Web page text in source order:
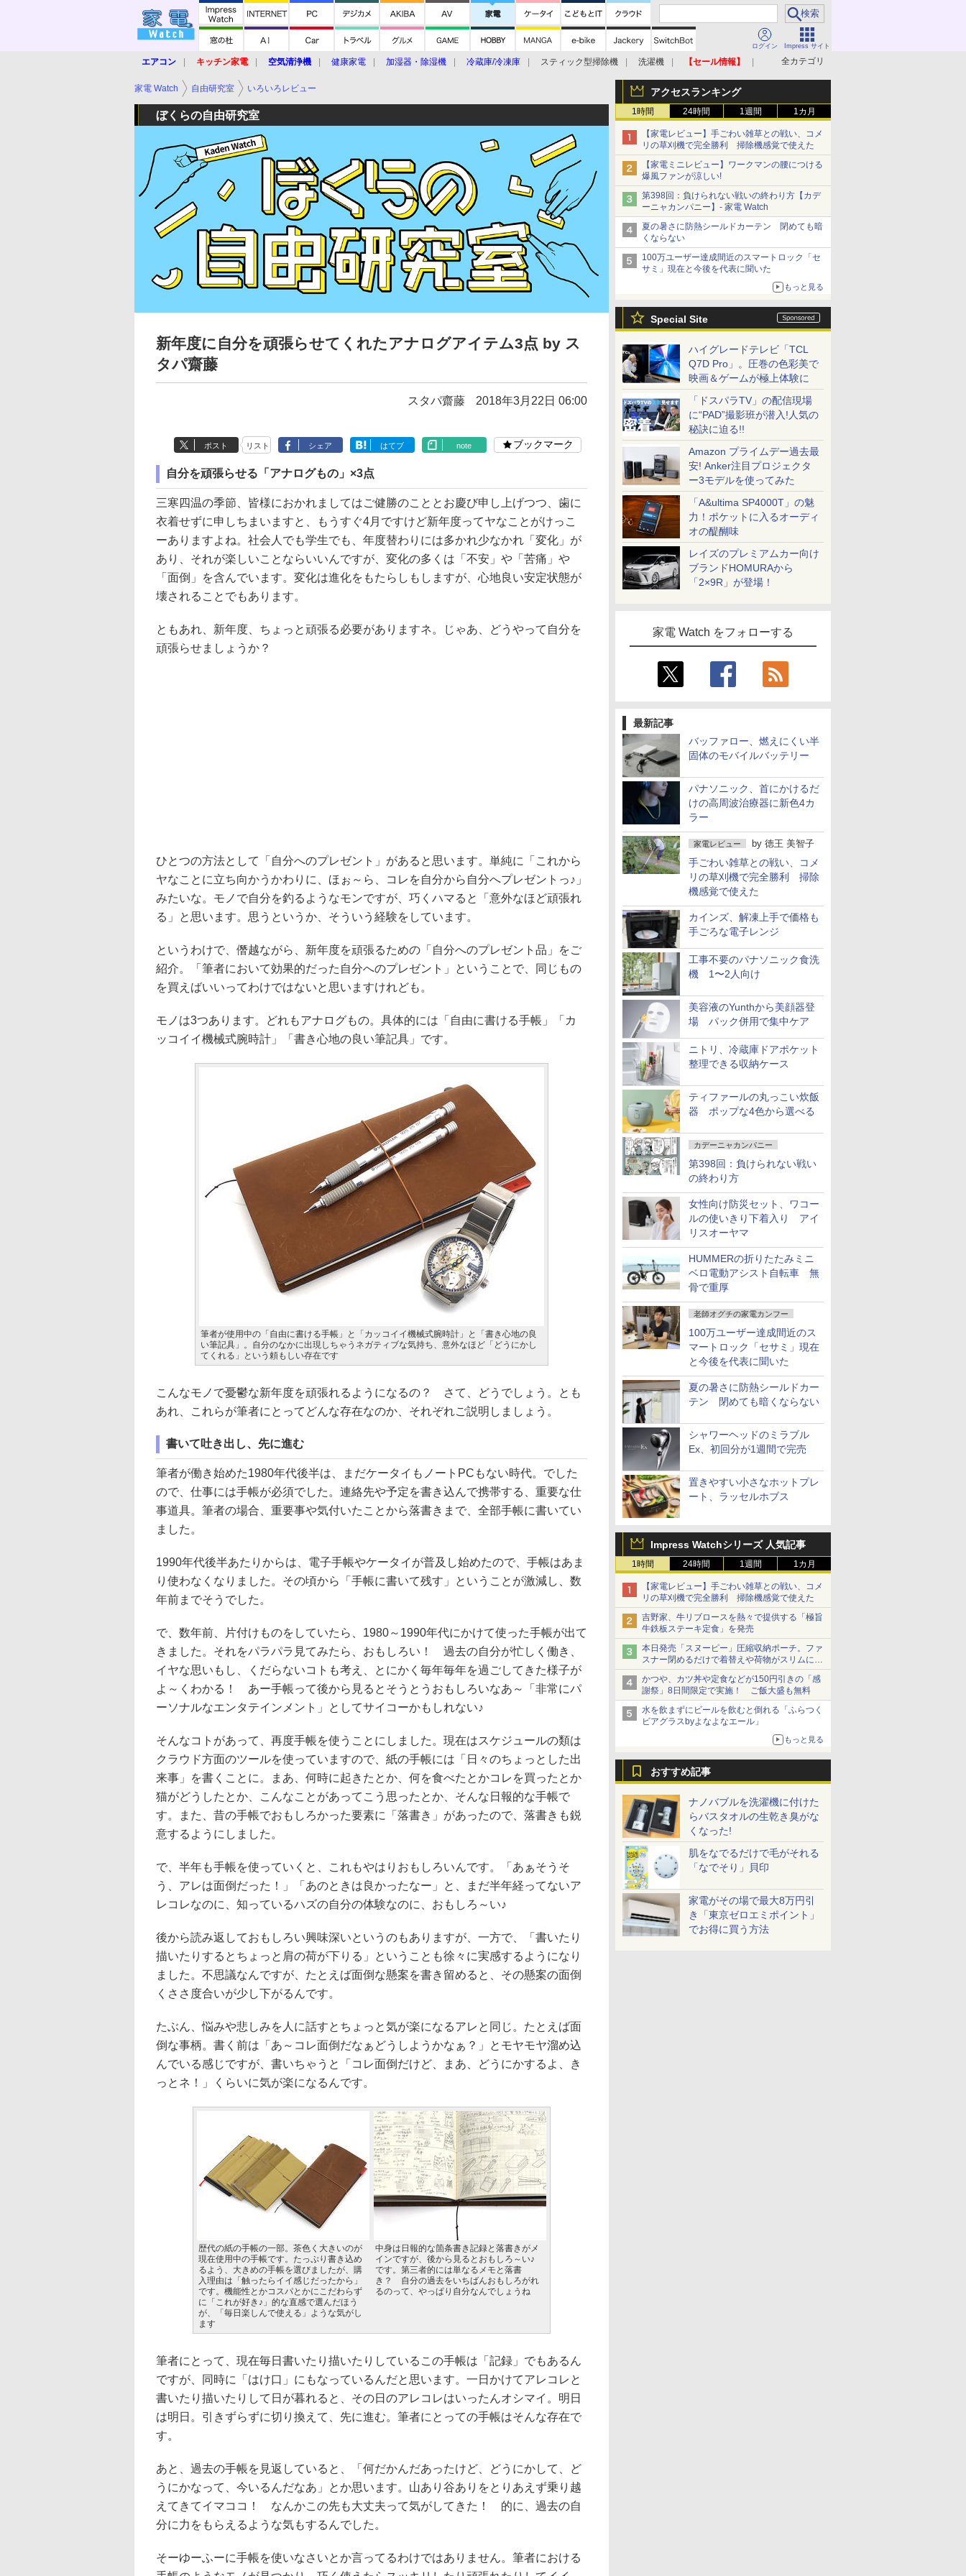
ログイン Impress サイト
全カテゴリ
エアコン キッチン家電 空気清浄機 健康家電 加湿器・除湿機 冷蔵庫/冷凍庫 スティック型掃除機 洗濯機
【セール情報】
ロボット掃除機 家事家電 照明器具
美容家電
【家電大賞2019】 アクセスランキング
1時間 24時間 1週間 1カ月
【家電レビュー】手ごわい雑草との戦い、コメ
リの草刈機で完全勝利 掃除機感覚で使えた
【家電ミニレビュー】ワークマンの腰につける
爆風ファンが涼しい!
第398回：負けられない戦いの終わり方【カデ
ーニャカンパニー】- 家電 Watch
夏の暑さに防熱シールドカーテン 閉めても暗
くならない
100万ユーザー達成間近のスマートロック「セ
サミ」現在と今後を代表に聞いた
もっと見る
Special Site
ハイグレードテレビ「TCL
Q7D Pro」。圧巻の色彩美で
映画＆ゲームが極上体験に
「ドスパラTV」の配信現場
に“PAD”撮影班が潜入!人気の
秘訣に迫る!!
Amazon プライムデー過去最
安! Anker注目プロジェクタ
ー3モデルを使ってみた
「A&ultima SP4000T」の魅
力！ポケットに入るオーディ
オの醍醐味
レイズのプレミアムカー向け
ブランドHOMURAから
「2×9R」が登場！
家電 Watch をフォローする
最新記事
バッファロー、燃えにくい半
固体のモバイルバッテリー
パナソニック、首にかけるだ
けの高周波治療器に新色4カ
ラー
家電レビュー by 徳王 美智子
手ごわい雑草との戦い、コメ
リの草刈機で完全勝利 掃除
機感覚で使えた
カインズ、解凍上手で価格も
手ごろな電子レンジ
工事不要のパナソニック食洗
機 1〜2人向け
美容液のYunthから美顔器登
場 パック併用で集中ケア
ニトリ、冷蔵庫ドアポケット
整理できる収納ケース
ティファールの丸っこい炊飯
器 ポップな4色から選べる
カデーニャカンパニー
第398回：負けられない戦い
の終わり方
女性向け防災セット、ワコー
ルの使いきり下着入り アイ
リスオーヤマ
HUMMERの折りたたみミニ
ベロ電動アシスト自転車 無
骨で重厚
老師オグチの家電カンフー
100万ユーザー達成間近のス
マートロック「セサミ」現在
と今後を代表に聞いた
夏の暑さに防熱シールドカー
テン 閉めても暗くならない
シャワーヘッドのミラブル
Ex、初回分が1週間で完売
置きやすい小さなホットプレ
ート、ラッセルホブス
Impress Watchシリーズ 人気記事
1時間 24時間 1週間 1カ月
【家電レビュー】手ごわい雑草との戦い、コメ
リの草刈機で完全勝利 掃除機感覚で使えた
吉野家、牛リブロースを熱々で提供する「極旨
牛鉄板ステーキ定食」を発売
本日発売「スヌーピー」圧縮収納ポーチ。ファ
スナー閉めるだけで着替えや荷物がスリムにま
とまる
かつや、カツ丼や定食などが150円引きの「感
謝祭」8日間限定で実施！ ご飯大盛も無料
水を飲まずにビールを飲むと倒れる「ふらつく
ビアグラスbyよなよなエール」
もっと見る
おすすめ記事
ナノバブルを洗濯機に付けた
らバスタオルの生乾き臭がな
くなった!
肌をなでるだけで毛がそれる
「なでそり」貝印
家電がその場で最大8万円引
き「東京ゼロエミポイント」
でお得に買う方法
家電 Watch 自由研究室 いろいろレビュー
ぼくらの自由研究室
新年度に自分を頑張らせてくれたアナログアイテム3点 by ス
タパ齋藤
スタパ齋藤 2018年3月22日 06:00
ポスト リスト シェア はてブ note ブックマーク
自分を頑張らせる「アナログもの」×3点
三寒四温の季節、皆様におかれましてはご健勝のこととお慶び申し上げつつ、歯に
衣着せずに申しちまいますと、もうすぐ4月ですけど新年度ってヤなことがけっこ
ーありますよね。社会人でも学生でも、年度替わりには多かれ少なかれ「変化」が
あり、それが楽しいことならいいんですが、変化の多くは「不安」や「苦痛」や
「面倒」を含んでいます。変化は進化をもたらしもしますが、心地良い安定状態が
壊されることでもあります。
ともあれ、新年度、ちょっと頑張る必要がありますネ。じゃあ、どうやって自分を
頑張らせましょうか？
ひとつの方法として「自分へのプレゼント」があると思います。単純に「これから
ヤなことに立ち向かうかわりに、ほぉ～ら、コレを自分から自分へプレゼントっ♪」
みたいな。モノで自分を釣るようなモンですが、巧くハマると「意外なほど頑張れ
る」と思います。思うというか、そういう経験をしています。
というわけで、僭越ながら、新年度を頑張るための「自分へのプレゼント品」をご
紹介。「筆者において効果的だった自分へのプレゼント」ということで、同じもの
を買えばいいってわけではないと思いますけれども。
モノは3つあります。どれもアナログもの。具体的には「自由に書ける手帳」「カ
ッコイイ機械式腕時計」「書き心地の良い筆記具」です。
筆者が使用中の「自由に書ける手帳」と「カッコイイ機械式腕時計」と「書き心地の良
い筆記具」。自分のなかに出現しちゃうネガティブな気持ち、意外なほど「どうにかし
てくれる」という頼もしい存在です
こんなモノで憂鬱な新年度を頑張れるようになるの？ さて、どうでしょう。とも
あれ、これらが筆者にとってどんな存在なのか、それぞれご説明しましょう。
書いて吐き出し、先に進む
筆者が働き始めた1980年代後半は、まだケータイもノートPCもない時代。でした
ので、仕事には手帳が必須でした。連絡先や予定を書き込んで携帯する、重要な仕
事道具。筆者の場合、重要事や気付いたことから落書きまで、全部手帳に書いてい
ました。
1990年代後半あたりからは、電子手帳やケータイが普及し始めたので、手帳はあま
り使わなくなりました。その頃から「手帳に書いて残す」ということが激減し、数
年前までそうでした。
で、数年前、片付けものをしていたら、1980～1990年代にかけて使った手帳が出て
きました。それをパラパラ見てみたら、おもしろい！ 過去の自分が忙しく働き、
イヤな思いもし、くだらないコトも考え、とにかく毎年毎年を過ごしてきた様子が
よ～くわかる！ あー手帳って後から見るとそうとうおもしろいなあ～「非常にパ
ーソナルなエンタテインメント」としてサイコーかもしれない♪
そんなコトがあって、再度手帳を使うことにしました。現在はスケジュールの類は
クラウド方面のツールを使っていますので、紙の手帳には「日々のちょっとした出
来事」を書くことに。まあ、何時に起きたとか、何を食べたとかコレを買ったとか
猫がどうしたとか、こんなことがあってこう思ったとか、そんな日報的な手帳で
す。また、昔の手帳でおもしろかった要素に「落書き」があったので、落書きも鋭
意するようにしました。
で、半年も手帳を使っていくと、これもやはりおもしろいんです。「あぁそうそ
う、アレは面倒だった！」「あのときは良かったなー」と、まだ半年経ってないア
レコレなのに、知っているハズの自分の体験なのに、おもしろ～い♪
後から読み返しておもしろい興味深いというのもありますが、一方で、「書いたり
描いたりするとちょっと肩の荷が下りる」ということも徐々に実感するようになり
ました。不思議なんですが、たとえば面倒な懸案を書き留めると、その懸案の面倒
くささ度合いが少し下がるんです。
たぶん、悩みや悲しみを人に話すとちょっと気が楽になるアレと同じ。たとえば面
倒な事柄。書く前は「あ～コレ面倒だなぁどうしようかなぁ？」とモヤモヤ溜め込
んでいる感じですが、書いちゃうと「コレ面倒だけど、まあ、どうにかするよ、き
っとネ！」くらいに気が楽になるんです。
歴代の紙の手帳の一部。茶色く大きいのが
現在使用中の手帳です。たっぷり書き込め
るよう、大きめの手帳を選びましたが、購
入理由は「触ったらイイ感じだったから」
です。機能性とかコスパとかにこだわらず
に「これが好き♪」的な直感で選んだほう
が、「毎日楽しんで使える」ような気がし
ます
中身は日報的な箇条書き記録と落書きがメ
インですが、後から見るとおもしろ～い♪
です。第三者的には単なるメモと落書
き？ 自分の過去をいちばんおもしろがれ
るのって、やっぱり自分なんでしょうね
筆者にとって、現在毎日書いたり描いたりしているこの手帳は「記録」でもあるん
ですが、同時に「はけ口」にもなっているんだと思います。一日かけてアレコレと
書いたり描いたりして日が暮れると、その日のアレコレはいったんオシマイ。明日
は明日。引きずらずに切り換えて、先に進む。筆者にとっての手帳はそんな存在で
す。
あと、過去の手帳を見返していると、「何だかんだあったけど、どうにかして、ど
うにかなって、今いるんだなあ」とか思います。山あり谷ありをとりあえず乗り越
えてきてイマココ！ なんかこの先も大丈夫って気がしてきた！ 的に、過去の自
分に力をもらえるような気もするんでした。
そーゆーふーに手帳を使いなさいとか言ってるわけではありません。筆者における